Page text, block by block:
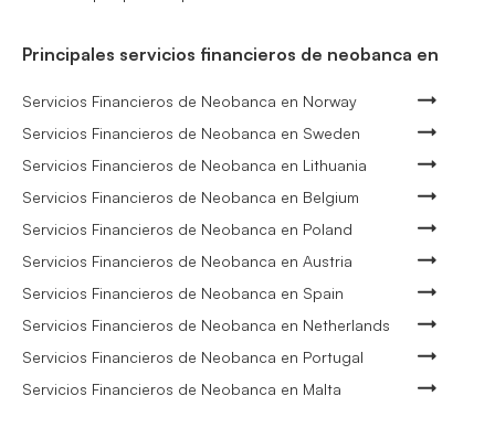
Principales servicios financieros de neobanca en
Servicios Financieros de Neobanca en Norway
Servicios Financieros de Neobanca en Sweden
Servicios Financieros de Neobanca en Lithuania
Servicios Financieros de Neobanca en Belgium
Servicios Financieros de Neobanca en Poland
Servicios Financieros de Neobanca en Austria
Servicios Financieros de Neobanca en Spain
Servicios Financieros de Neobanca en Netherlands
Servicios Financieros de Neobanca en Portugal
Servicios Financieros de Neobanca en Malta